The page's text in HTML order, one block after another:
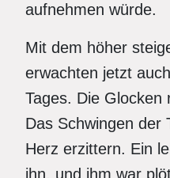
aufnehmen würde.
Mit dem höher
erwachten jetzt
Tages. Die Glocken
Das Schwingen der
Herz erzittern. Ein
ihn, und ihm war